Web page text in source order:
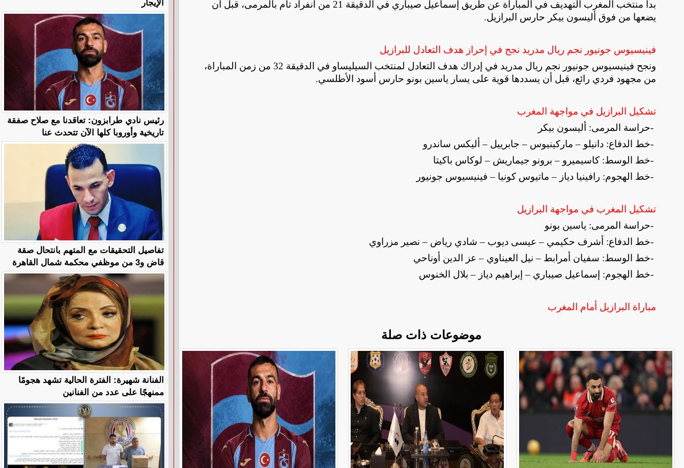
بدأ منتخب المغرب التهديف في المباراة عن طريق إسماعيل صيباري في الدقيقة 21 من انفراد تام بالمرمى، قبل أن
يضعها من فوق أليسون بيكر حارس البرازيل.
فينيسيوس جونيور نجم ريال مدريد نجح في إحراز هدف التعادل للبرازيل
ونجح فينيسيوس جونيور نجم ريال مدريد في إدراك هدف التعادل لمنتخب السيليساو في الدقيقة 32 من زمن المباراة،
من مجهود فردي رائع، قبل أن يسددها قوية على يسار ياسين بونو حارس أسود الأطلسي.
تشكيل البرازيل في مواجهة المغرب
-حراسة المرمى: أليسون بيكر
-خط الدفاع: دانيلو – ماركينيوس – جابرييل – أليكس ساندرو
-خط الوسط: كاسيميرو – برونو جيماريش – لوكاس باكيتا
-خط الهجوم: رافينيا دياز – ماتيوس كونيا – فينيسيوس جونيور
تشكيل المغرب في مواجهة البرازيل
-حراسة المرمى: ياسين بونو
-خط الدفاع: أشرف حكيمي – عيسى ديوب – شادي رياض – نصير مزراوي
-خط الوسط: سفيان أمرابط – نيل العيناوي – عز الدين أوناحي
-خط الهجوم: إسماعيل صيباري – إبراهيم دياز – بلال الخنوس
مباراة البرازيل أمام المغرب
موضوعات ذات صلة
رئيس نادي طرابزون: تعاقدنا مع صلاح صفقة
تاريخية وأوروبا كلها الآن تتحدث عنا
تفاصيل التحقيقات مع المتهم بانتحال صقة
قاض و3 من موظفي محكمة شمال القاهرة
الفنانة شهيرة: الفترة الحالية تشهد هجومًا
ممنهجًا على عدد من الفنانين